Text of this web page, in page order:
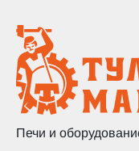
Печи и